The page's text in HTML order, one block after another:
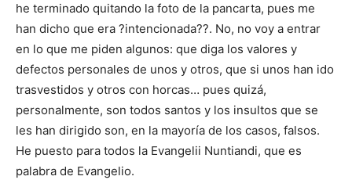
he terminado quitando la foto de la pancarta, pues me
han dicho que era ?intencionada??. No, no voy a entrar
en lo que me piden algunos: que diga los valores y
defectos personales de unos y otros, que si unos han ido
trasvestidos y otros con horcas… pues quizá,
personalmente, son todos santos y los insultos que se
les han dirigido son, en la mayoría de los casos, falsos.
He puesto para todos la Evangelii Nuntiandi, que es
palabra de Evangelio.